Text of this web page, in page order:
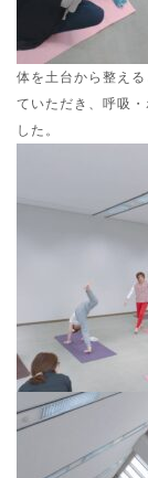
体を土台から整え
ていただき、呼吸
した。